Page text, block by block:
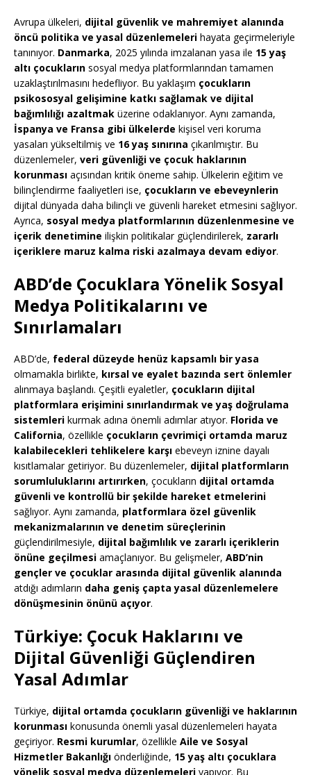
Avrupa ülkeleri, dijital güvenlik ve mahremiyet alanında
öncü politika ve yasal düzenlemeleri hayata geçirmeleriyle
tanınıyor. Danmarka, 2025 yılında imzalanan yasa ile 15 yaş
altı çocukların sosyal medya platformlarından tamamen
uzaklaştırılmasını hedefliyor. Bu yaklaşım çocukların
psikososyal gelişimine katkı sağlamak ve dijital
bağımlılığı azaltmak üzerine odaklanıyor. Aynı zamanda,
İspanya ve Fransa gibi ülkelerde kişisel veri koruma
yasaları yükseltilmiş ve 16 yaş sınırına çıkarılmıştır. Bu
düzenlemeler, veri güvenliği ve çocuk haklarının
korunması açısından kritik öneme sahip. Ülkelerin eğitim ve
bilinçlendirme faaliyetleri ise, çocukların ve ebeveynlerin
dijital dünyada daha bilinçli ve güvenli hareket etmesini sağlıyor.
Ayrıca, sosyal medya platformlarının düzenlenmesine ve
içerik denetimine ilişkin politikalar güçlendirilerek, zararlı
içeriklere maruz kalma riski azalmaya devam ediyor.
ABD’de Çocuklara Yönelik Sosyal
Medya Politikalarını ve
Sınırlamaları
ABD’de, federal düzeyde henüz kapsamlı bir yasa
olmamakla birlikte, kırsal ve eyalet bazında sert önlemler
alınmaya başlandı. Çeşitli eyaletler, çocukların dijital
platformlara erişimini sınırlandırmak ve yaş doğrulama
sistemleri kurmak adına önemli adımlar atıyor. Florida ve
California, özellikle çocukların çevrimiçi ortamda maruz
kalabilecekleri tehlikelere karşı ebeveyn iznine dayalı
kısıtlamalar getiriyor. Bu düzenlemeler, dijital platformların
sorumluluklarını artırırken, çocukların dijital ortamda
güvenli ve kontrollü bir şekilde hareket etmelerini
sağlıyor. Aynı zamanda, platformlara özel güvenlik
mekanizmalarının ve denetim süreçlerinin
güçlendirilmesiyle, dijital bağımlılık ve zararlı içeriklerin
önüne geçilmesi amaçlanıyor. Bu gelişmeler, ABD’nin
gençler ve çocuklar arasında dijital güvenlik alanında
atdığı adımların daha geniş çapta yasal düzenlemelere
dönüşmesinin önünü açıyor.
Türkiye: Çocuk Haklarını ve
Dijital Güvenliği Güçlendiren
Yasal Adımlar
Türkiye, dijital ortamda çocukların güvenliği ve haklarının
korunması konusunda önemli yasal düzenlemeleri hayata
geçiriyor. Resmi kurumlar, özellikle Aile ve Sosyal
Hizmetler Bakanlığı önderliğinde, 15 yaş altı çocuklara
yönelik sosyal medya düzenlemeleri yapıyor. Bu